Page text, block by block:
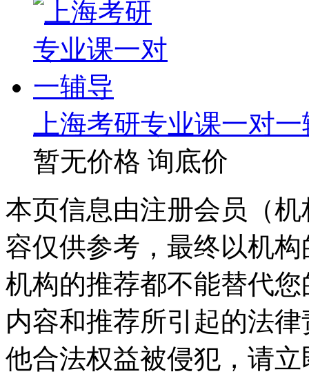
上海考研专业课一对
暂无价格 询底价
本页信息由注册会员（
容仅供参考，最终以机
机构的推荐都不能替代
内容和推荐所引起的法
他合法权益被侵犯，请